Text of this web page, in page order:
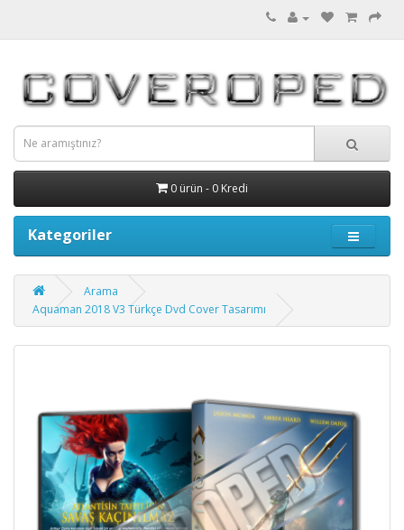
0 ürün - 0 Kredi
Kategoriler
Arama
Aquaman 2018 V3 Türkçe Dvd Cover Tasarımı